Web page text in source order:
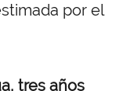
por el
tres años